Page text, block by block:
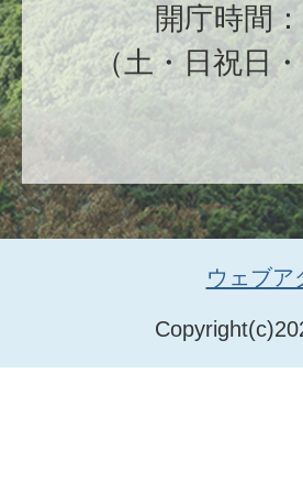
開庁時間
（土・日祝日
ウェブア